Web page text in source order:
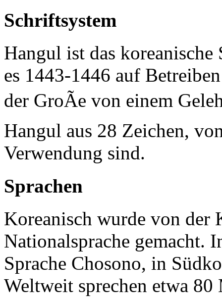
Schriftsystem
Hangul ist das
es 1443-1446 auf
der GroÃe von einem
Hangul aus 28 Zeichen,
Verwendung sind.
Sprachen
Koreanisch wurde von der
Nationalsprache gemacht.
Sprache Chosono, in
Weltweit sprechen etwa